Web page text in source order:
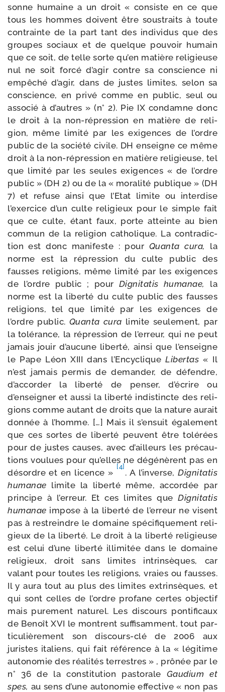
sonne humaine a un droit « consiste en ce que
tous les hommes doivent être sous­traits à toute
contrainte de la part tant des indi­vi­dus que des
groupes sociaux et de quelque pou­voir humain
que ce soit, de telle sorte qu’en matière reli­gieuse
nul ne soit for­cé d’agir contre sa conscience ni
empê­ché d’agir, dans de justes limites, selon sa
conscience, en pri­vé comme en public, seul ou
asso­cié à d’autres » (n° 2). Pie IX condamne donc
le droit à la non-​répression en matière de reli­
gion, même limi­té par les exi­gences de l’ordre
public de la socié­té civile. DH enseigne ce même
droit à la non-​répression en matière reli­gieuse, tel
que limi­té par les seules exi­gences « de l’ordre
public » (DH 2) ou de la « mora­li­té publique » (DH
7) et refuse ain­si que l’Etat limite ou inter­dise
l’exercice d’un culte reli­gieux pour le simple fait
que ce culte, étant faux, porte atteinte au bien
com­mun de la reli­gion catho­lique. La contra­dic­
tion est donc mani­feste : pour Quanta cura,
la
norme est la répres­sion du culte public des
fausses reli­gions, même limi­té par les exi­gences
de l’ordre public ; pour Dignitatis huma­nae,
la
norme est la liber­té du culte public des fausses
reli­gions, tel que limi­té par les exi­gences de
l’ordre public. Quanta cura limite seule­ment, par
la tolé­rance, la répres­sion de l’erreur, qui ne peut
jamais jouir d’aucune liber­té, ain­si que l’enseigne
le Pape Léon XIII dans l’EncycliqueLibertas « Il
n’est jamais per­mis de deman­der, de défendre,
d’accorder la liber­té de pen­ser, d’écrire ou
d’enseigner et aus­si la liber­té indis­tincte des reli­
gions comme autant de droits que la nature aurait
don­née à l’homme. […] Mais il s’ensuit éga­le­ment
que ces sortes de liber­té peuvent être tolé­rées
pour de justes causes, avec d’ailleurs les pré­cau­
tions vou­lues pour qu’elles ne dégé­nèrent pas en
désordre et en licence »
[4]
. A l’inverse, Dignitatis
huma­nae limite la liber­té même, accor­dée par
prin­cipe à l’erreur. Et ces limites que Dignitatis
huma­nae impose à la liber­té de l’erreur ne visent
pas à res­treindre le domaine spé­ci­fi­que­ment reli­
gieux de la liber­té. Le droit à la liber­té reli­gieuse
est celui d’une liber­té illi­mi­tée dans le domaine
reli­gieux, droit sans limites intrin­sèques, car
valant pour toutes les reli­gions, vraies ou fausses.
Il y aura tout au plus des limites extrin­sèques, et
qui sont celles de l’ordre pro­fane certes objec­tif
mais pure­ment natu­rel. Les dis­cours pon­ti­fi­caux
de Benoît XVI le montrent suf­fi­sam­ment, tout par­
ti­cu­liè­re­ment son discours-​clé de 2006 aux
juristes ita­liens, qui fait réfé­rence à la « légi­time
auto­no­mie des réa­li­tés ter­restres » , prô­née par le
n° 36 de la consti­tu­tion pas­to­rale Gaudium et
spes, au sens d’une auto­no­mie effec­tive « non pas